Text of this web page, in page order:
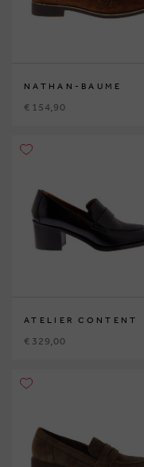
NATHAN-BAUME
€ 154,90
ATELIER CONTENT
€ 329,00